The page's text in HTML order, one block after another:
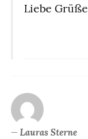
Liebe Grüße
Lauras Sterne